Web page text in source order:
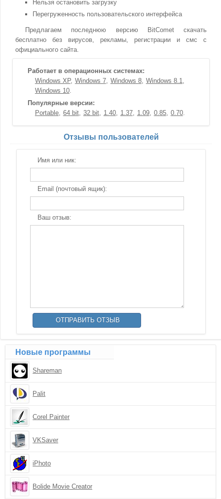
Нельзя остановить загрузку
Перегруженность пользовательского интерфейса
Предлагаем последнюю версию BitComet скачать
бесплатно без вирусов, рекламы, регистрации и смс с
официального сайта.
Работает в операционных системах:
Windows XP
Windows 7 Windows 8
Windows 8.1
Windows 10
Популярные версии:
Portable
64 bit 32 bit 1.40 1.37 1.09 0.85 0.70
Отзывы пользователей
Имя или ник:
Email (почтовый ящик):
Ваш отзыв:
Новые программы
Shareman
Palit
Corel Painter
VKSaver
iPhoto
Bolide Movie Creator